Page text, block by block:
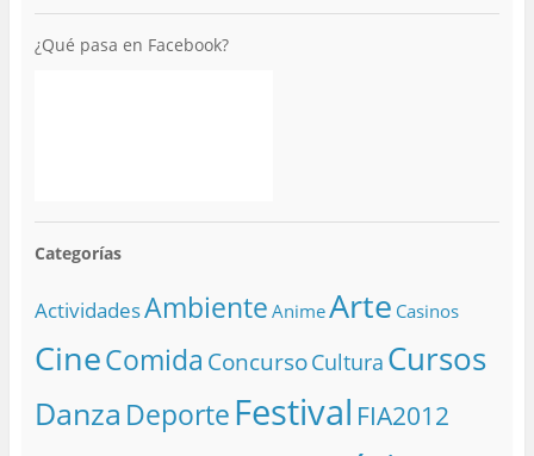
¿Qué pasa en Facebook?
Categorías
ActividadesAmbiente AnimeArte Casinos
CineComida ConcursoCultura Cursos
Danza DeporteFestival FIA2012